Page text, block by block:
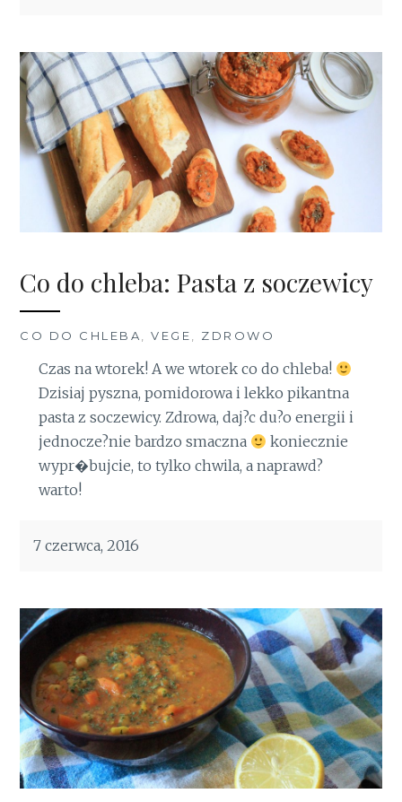
Co do chleba: Pasta z soczewicy
CO DO CHLEBA,VEGE, ZDROWO
Czas na wtorek! A we wtorek co do chleba!
Dzisiaj pyszna, pomidorowa i lekko pikantna
pasta z soczewicy. Zdrowa, daj?c du?o energii i
jednocze?nie bardzo smaczna
koniecznie
wypr�bujcie, to tylko chwila, a naprawd?
warto!
7 czerwca, 2016